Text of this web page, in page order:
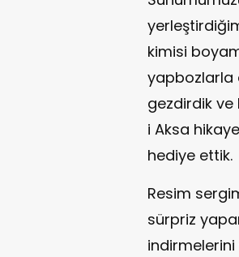
kimisi
yapbozlarla
gezdirdik ve
i Aksa
hediye ettik.
Resim
sürpriz